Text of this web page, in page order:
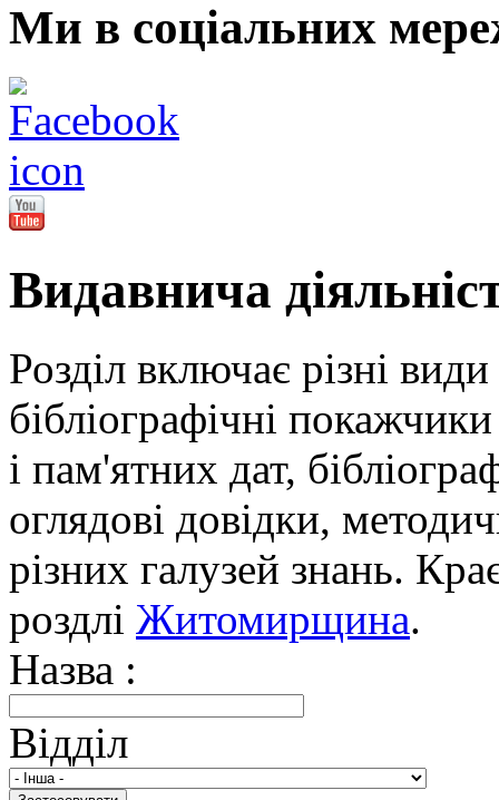
Ми в соціальних
Видавнича
Розділ включає різні
бібліографічні
і пам'ятних дат,
оглядові довідки,
різних галузей знань.
роздлі Житомирщина.
Назва :
Відділ